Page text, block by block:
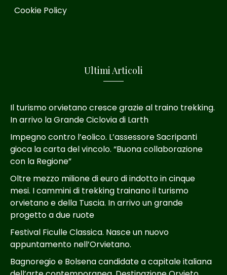
Cookie Policy
Ultimi Articoli
Il turismo orvietano cresce grazie al traino trekking.
In arrivo la Grande Ciclovia di Larth
Impegno contro l’eolico. L’assessore Sacripanti
gioca la carta del vincolo. “Buona collaborazione
con la Regione”
Oltre mezzo milione di euro di indotto in cinque
mesi. I cammini di trekking trainano il turismo
orvietano e della Tuscia. In arrivo un grande
progetto a due ruote
Festival Ficulle Classica. Nasce un nuovo
appuntamento nell’Orvietano.
Bagnoregio e Bolsena candidate a capitale italiana